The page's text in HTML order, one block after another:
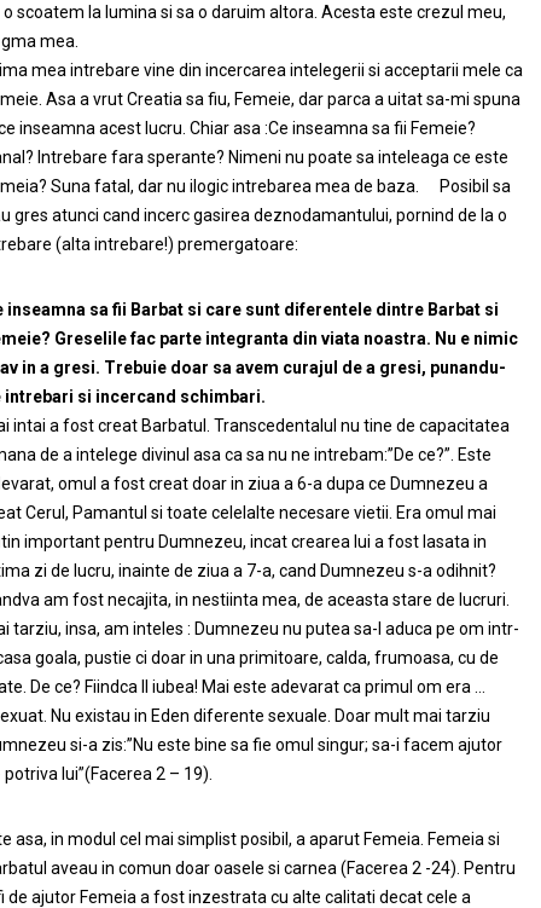
o scoatem la lumina si sa o daruim altora. Acesta este crezul meu,
mea.
mea intrebare vine din incercarea intelegerii si acceptarii mele ca
Asa a vrut Creatia sa fiu, Femeie, dar parca a uitat sa-mi spuna
inseamna acest lucru. Chiar asa :Ce inseamna sa fii Femeie?
Intrebare fara sperante? Nimeni nu poate sa inteleaga ce este
Suna fatal, dar nu ilogic intrebarea mea de baza. Posibil sa
gres atunci cand incerc gasirea deznodamantului, pornind de la o
(alta intrebare!) premergatoare:
inseamna sa fii Barbat si care sunt diferentele dintre Barbat si
Greselile fac parte integranta din viata noastra. Nu e nimic
in a gresi. Trebuie doar sa avem curajul de a gresi, punandu-
intrebari si incercand schimbari.
intai a fost creat Barbatul. Transcedentalul nu tine de capacitatea
de a intelege divinul asa ca sa nu ne intrebam:”De ce?”. Este
omul a fost creat doar in ziua a 6-a dupa ce Dumnezeu a
Cerul, Pamantul si toate celelalte necesare vietii. Era omul mai
important pentru Dumnezeu, incat crearea lui a fost lasata in
zi de lucru, inainte de ziua a 7-a, cand Dumnezeu s-a odihnit?
am fost necajita, in nestiinta mea, de aceasta stare de lucruri.
tarziu, insa, am inteles : Dumnezeu nu putea sa-l aduca pe om intr-
goala, pustie ci doar in una primitoare, calda, frumoasa, cu de
De ce? Fiindca Il iubea! Mai este adevarat ca primul om era …
Nu existau in Eden diferente sexuale. Doar mult mai tarziu
si-a zis:”Nu este bine sa fie omul singur; sa-i facem ajutor
potriva lui”(Facerea 2 – 19).
asa, in modul cel mai simplist posibil, a aparut Femeia. Femeia si
aveau in comun doar oasele si carnea (Facerea 2 -24). Pentru
de ajutor Femeia a fost inzestrata cu alte calitati decat cele a